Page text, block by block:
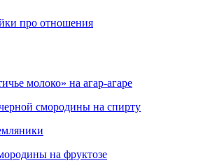
про отношения
молоко» на агар-агаре
смородины на спирту
на фруктозе